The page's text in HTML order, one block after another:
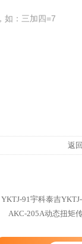
如：三加四=7
返
YKTJ-91宇科泰吉
AKC-205A动态扭矩